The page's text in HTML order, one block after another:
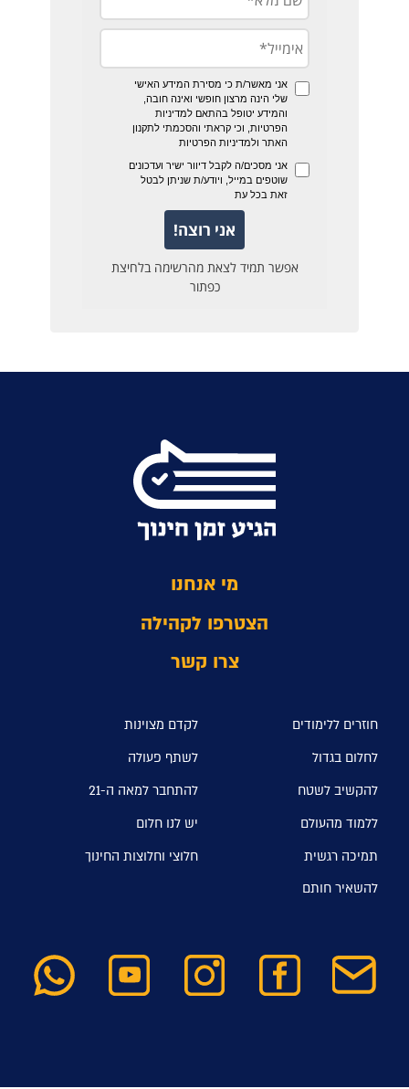
מי אנחנו
הצטרפו לקהילה
צרו קשר
חוזרים ללימודים
לקדם מצוינות
לחלום בגדול
לשתף פעולה
להקשיב לשטח
להתחבר למאה ה-21
ללמוד מהעולם
יש לנו חלום
תמיכה רגשית
חלוצי וחלוצות החינוך
להשאיר חותם